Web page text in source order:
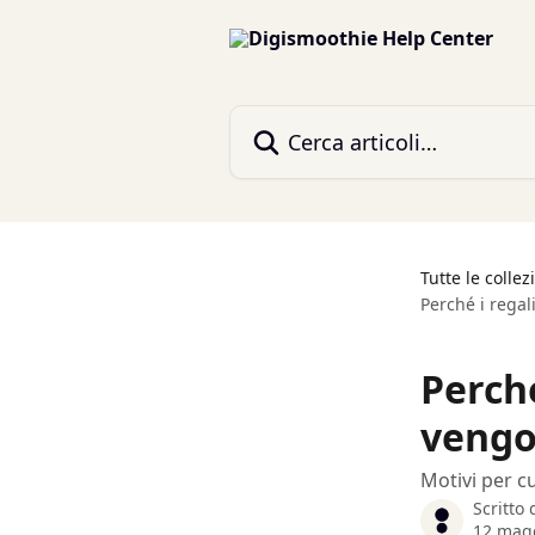
Tutte le
Perché i
Motivi per
Scritto